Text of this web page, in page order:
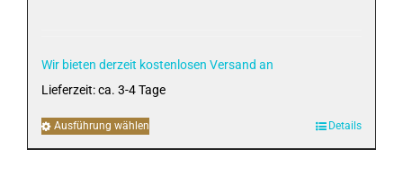
ist:
Wir bieten derzeit kostenlosen Versand an
Lieferzeit:ca. 3-4 Tage
Ausführung wählen
Produkt
Details